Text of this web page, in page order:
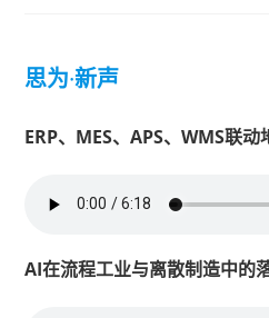
思为·新声
ERP、MES、APS、WMS联动
AI在流程工业与离散制造中的